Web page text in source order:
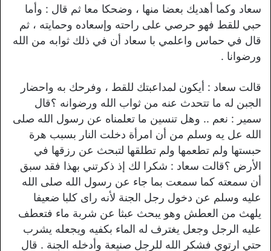
سعاد وكما أهديك بعضا منها ، وضحكا معا ثم قال : وأما
حبي للقط فهو حرصي على راحته وإسعاده وحمايته ، ثم
قال في حماس واعلمي با سعاد أن في ذلك ثوابه من الله
ورضوانا .
قالت سعاد : أيكون لمداعبتك للقط ، وفرحك به واحضار
الجبن له ما تتحدث عنه من ثواب الله ورضوانه ؟قال
سمير : نعم .. وهل تنسين ما تعلمناه عن رسول الله صلى
الله عل يه وسلم من أن امرأة دخلت النار بسبب هرة
حبستها ولم تطعمها ولم تطلقها لتبحث عن رزقها في
الأرض ؟قالت سعاد : شكرا لك إذ ذكرتني بهذا فقد سبق
أن سمعته كما سمعت بما جاء عن رسول الله صلى الله
عليه وسلم عن دخول رجل الجنة لأنه رای كلبا ضعيفا
يلهث من العطش وهو يبحث عبثا عن شربة ماء فتعطف
عليه الرجل وجعل يغترف له الماء بكفيه ويجعله يشرب
حتي ارتوي فشكر الله للرجل صنيعة وأدخله الجنة . قال